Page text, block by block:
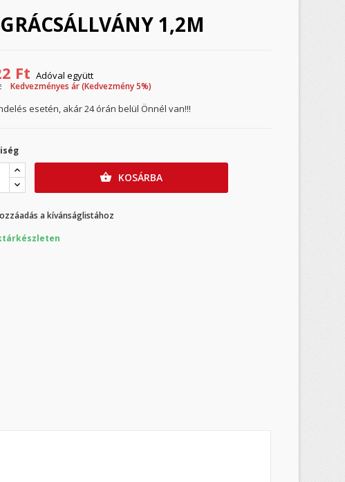
1,2M
Ft Adóval együtt
Kedvezményes ár (Kedvezmény 5%)
esetén, akár 24 órán belül Önnél van!!!
 KOSÁRBA
a kívánságlistához